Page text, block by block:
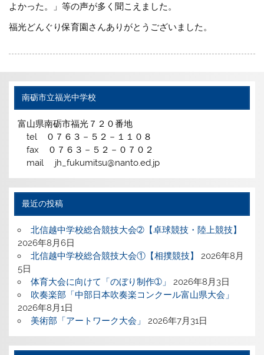
よかった。」等の声が多く聞こえました。
福光どんぐり保育園さんありがとうございました。
南砺市立福光中学校
富山県南砺市福光７２０番地
tel ０７６３－５２－１１０８
fax ０７６３－５２－０７０２
mail jh_fukumitsu@nanto.ed.jp
最近の投稿
北信越中学校総合競技大会➁【卓球競技・陸上競技】
2026年8月6日
北信越中学校総合競技大会①【相撲競技】
2026年8月
5日
体育大会に向けて「のぼり制作➀」
2026年8月3日
吹奏楽部「中部日本吹奏楽コンクール富山県大会」
2026年8月1日
美術部「アートワーク大会」
2026年7月31日